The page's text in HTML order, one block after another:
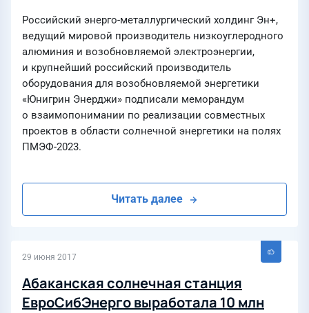
Российский энерго-металлургический холдинг Эн+,
ведущий мировой производитель низкоуглеродного
алюминия и возобновляемой электроэнергии,
и крупнейший российский производитель
оборудования для возобновляемой энергетики
«Юнигрин Энерджи» подписали меморандум
о взаимопонимании по реализации совместных
проектов в области солнечной энергетики на полях
ПМЭФ-2023.
Читать далее
29 июня 2017
Абаканская солнечная станция
ЕвроСибЭнерго выработала 10 млн